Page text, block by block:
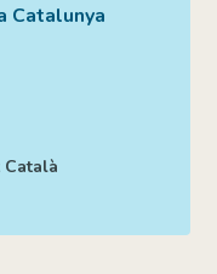
Catalunya
Català